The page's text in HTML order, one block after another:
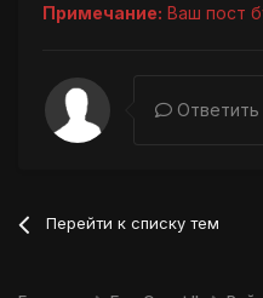
Примечание: Ваш пост
Ответить
Перейти к списку тем